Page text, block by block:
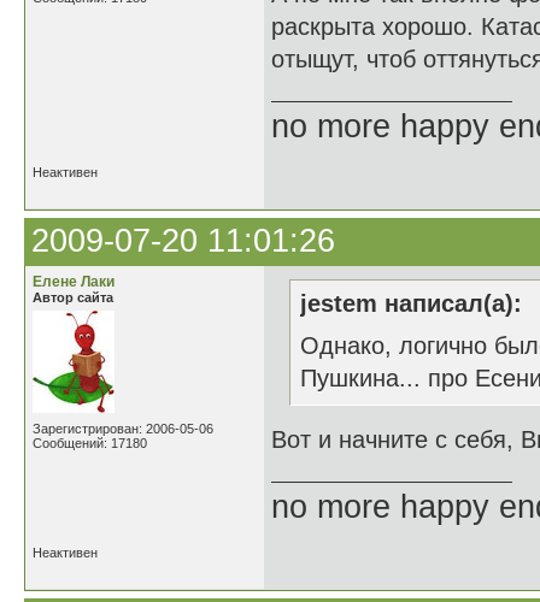
раскрыта хорошо.
отыщут, чтоб
no more happy
Неактивен
2009-07-20 11:01:26
Елене Лаки
Автор сайта
Зарегистрирован: 2006-05-06
Сообщений: 17180
jestem написал(а):
Однако, логично
Пушкина... про
Вот и начните с себя,
no more happy
Неактивен